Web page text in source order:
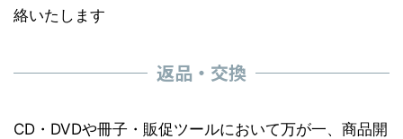
絡いたします
返品・交換
CD・DVDや冊子・販促ツールにおいて万が一、商品開